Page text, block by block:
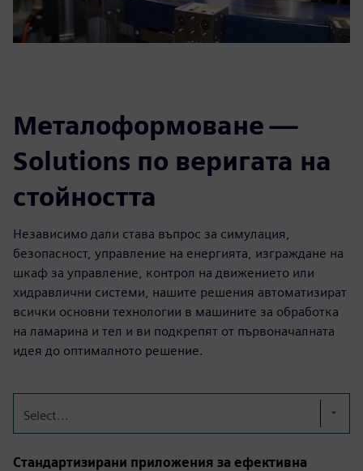
Металоформоване —
Solutions по веригата на
стойността
Независимо дали става въпрос за симулация,
безопасност, управление на енергията, изграждане на
шкаф за управление, контрол на движението или
хидравлични системи, нашите решения автоматизират
всички основни технологии в машините за обработка
на ламарина и тел и ви подкрепят от първоначалната
идея до оптималното решение.
Select...
Стандартизирани приложения за ефективна